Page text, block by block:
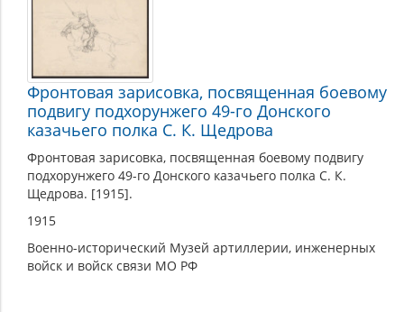
Фронтовая зарисовка, посвященная боевому
подвигу подхорунжего 49-го Донского
казачьего полка С. К. Щедрова
Фронтовая зарисовка, посвященная боевому подвигу
подхорунжего 49-го Донского казачьего полка С. К.
Щедрова. [1915].
1915
Военно-исторический Музей артиллерии, инженерных
войск и войск связи МО РФ